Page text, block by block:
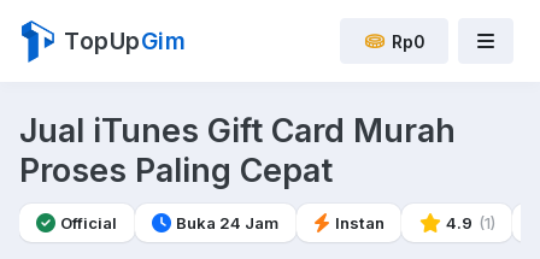
TopUpGim Rp0
Jual iTunes Gift Card Murah
Proses Paling Cepat
Official Buka 24 Jam Instan 4.9 (1)